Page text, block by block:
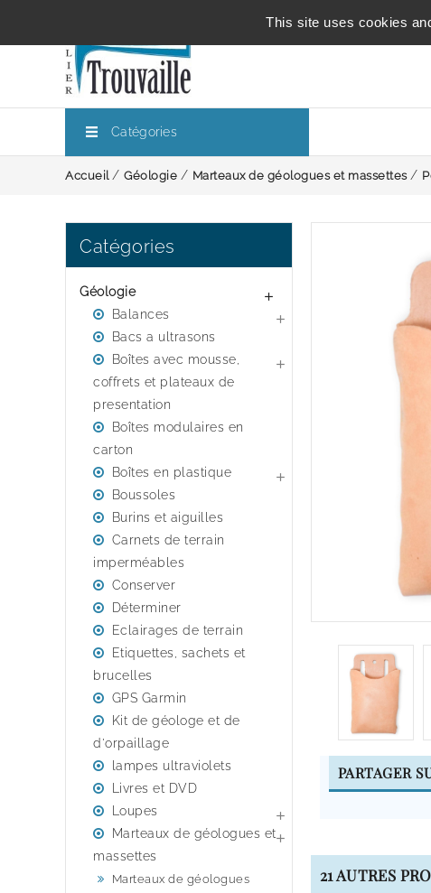
Catégories
Accueil Géologie Marteaux de géologues et massettes
Catégories
Géologie 
Balances 
Bacs a ultrasons
Boîtes avec mousse,
coffrets et plateaux de
presentation

Boîtes modulaires en
carton
Boîtes en plastique

Boussoles
Burins et aiguilles
Carnets de terrain
imperméables
Conserver
Déterminer
Eclairages de terrain
Etiquettes, sachets et
brucelles
GPS Garmin
Kit de géologe et de
d'orpaillage
lampes ultraviolets
Livres et DVD
Loupes

Marteaux de géologues et
massettes

Marteaux de géologues
PARTAGER
21 AUTRES
This site uses cookies